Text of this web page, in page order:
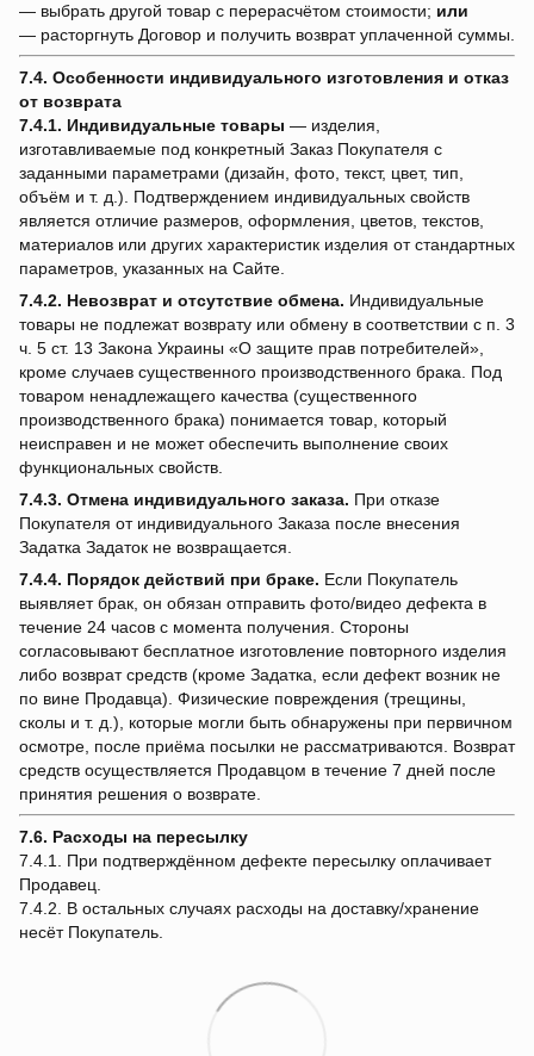
— выбрать другой товар с перерасчётом стоимости; или
— расторгнуть Договор и получить возврат уплаченной суммы.
7.4. Особенности индивидуального изготовления и отказ
от возврата
7.4.1. Индивидуальные товары — изделия,
изготавливаемые под конкретный Заказ Покупателя с
заданными параметрами (дизайн, фото, текст, цвет, тип,
объём и т. д.). Подтверждением индивидуальных свойств
является отличие размеров, оформления, цветов, текстов,
материалов или других характеристик изделия от стандартных
параметров, указанных на Сайте.
7.4.2. Невозврат и отсутствие обмена. Индивидуальные
товары не подлежат возврату или обмену в соответствии с п. 3
ч. 5 ст. 13 Закона Украины «О защите прав потребителей»,
кроме случаев существенного производственного брака. Под
товаром ненадлежащего качества (существенного
производственного брака) понимается товар, который
неисправен и не может обеспечить выполнение своих
функциональных свойств.
7.4.3. Отмена индивидуального заказа. При отказе
Покупателя от индивидуального Заказа после внесения
Задатка Задаток не возвращается.
7.4.4. Порядок действий при браке. Если Покупатель
выявляет брак, он обязан отправить фото/видео дефекта в
течение 24 часов с момента получения. Стороны
согласовывают бесплатное изготовление повторного изделия
либо возврат средств (кроме Задатка, если дефект возник не
по вине Продавца). Физические повреждения (трещины,
сколы и т. д.), которые могли быть обнаружены при первичном
осмотре, после приёма посылки не рассматриваются. Возврат
средств осуществляется Продавцом в течение 7 дней после
принятия решения о возврате.
7.6. Расходы на пересылку
7.4.1. При подтверждённом дефекте пересылку оплачивает
Продавец.
7.4.2. В остальных случаях расходы на доставку/хранение
несёт Покупатель.